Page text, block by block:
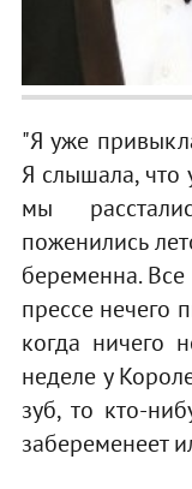
"Я уже
Я слышала, что
мы
поженились
беременна. Все
прессе нечего
когда ничего
неделе у
зуб, то кто-
забеременеет